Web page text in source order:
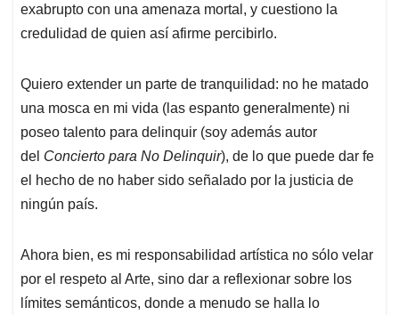
exabrupto con una amenaza mortal, y cuestiono la
credulidad de quien así afirme percibirlo.
Quiero extender un parte de tranquilidad: no he matado
una mosca en mi vida (las espanto generalmente) ni
poseo talento para delinquir (soy además autor
del Concierto para No Delinquir), de lo que puede dar fe
el hecho de no haber sido señalado por la justicia de
ningún país.
Ahora bien, es mi responsabilidad artística no sólo velar
por el respeto al Arte, sino dar a reflexionar sobre los
límites semánticos, donde a menudo se halla lo